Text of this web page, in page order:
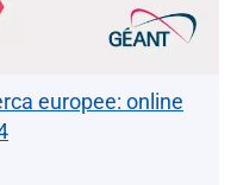
europee: online